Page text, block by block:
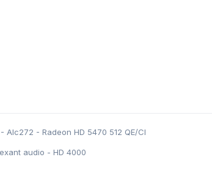
Alc272 - Radeon HD 5470 512 QE/CI
audio - HD 4000